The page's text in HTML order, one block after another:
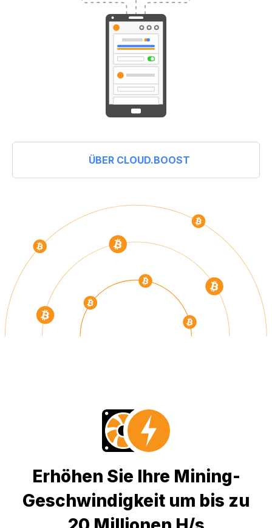
ÜBER CLOUD.BOOST
Erhöhen Sie Ihre Mining-
Geschwindigkeit um bis zu